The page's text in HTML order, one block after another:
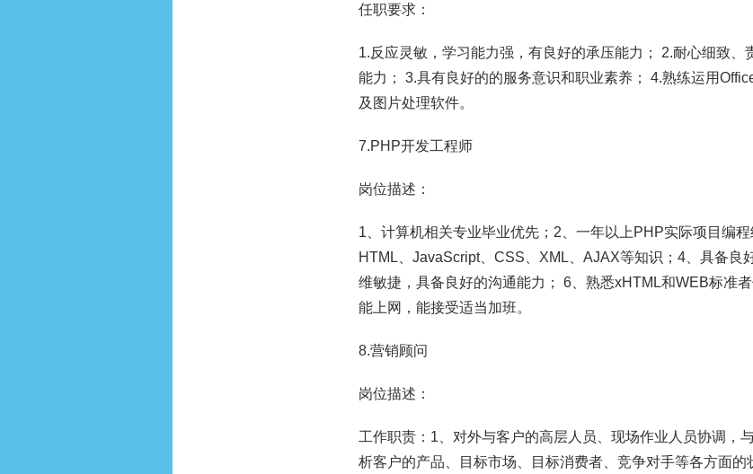
任职要求：
1.反应灵敏，学习能力强，有良好的承压能力； 2.耐心细致
能力； 3.具有良好的的服务意识和职业素养； 4.熟练运用
及图片处理软件。
7.PHP开发工程师
岗位描述：
1、计算机相关专业毕业优先；2、一年以上PHP实际项目编
HTML、JavaScript、CSS、XML、AJAX等知识；4、具备良
维敏捷，具备良好的沟通能力； 6、熟悉xHTML和WEB标准
能上网，能接受适当加班。
8.营销顾问
岗位描述：
工作职责：1、对外与客户的高层人员、现场作业人员协调，
析客户的产品、目标市场、目标消费者、竞争对手等各方面